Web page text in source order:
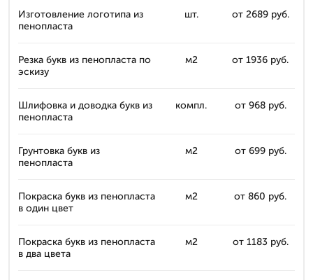
Изготовление логотипа из
пенопласта
шт. от 2689 руб.
Резка букв из пенопласта по
эскизу
м2 от 1936 руб.
Шлифовка и доводка букв из
пенопласта
компл. от 968 руб.
Грунтовка букв из
пенопласта
м2 от 699 руб.
Покраска букв из пенопласта
в один цвет
м2 от 860 руб.
Покраска букв из пенопласта
в два цвета
м2 от 1183 руб.